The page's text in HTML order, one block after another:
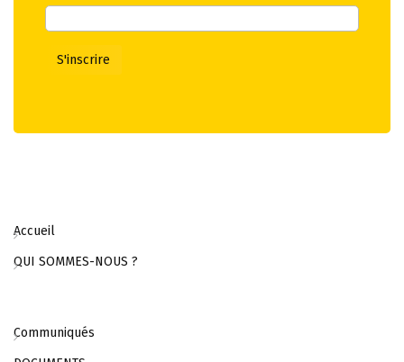
Accueil
QUI SOMMES-NOUS ?
Communiqués